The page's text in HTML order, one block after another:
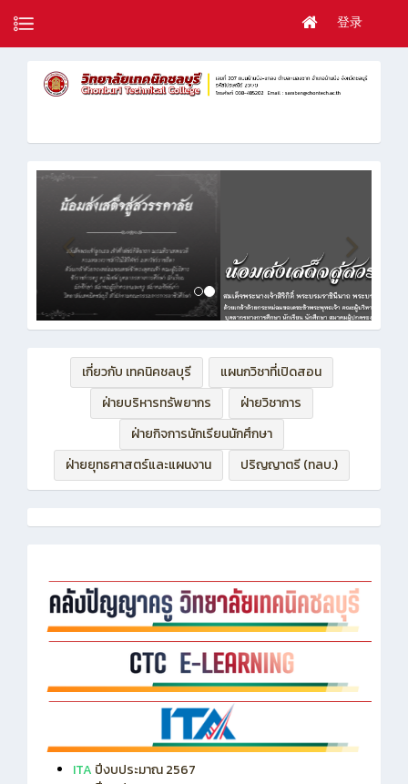
登录
เกี่ยวกับ เทคนิคชลบุรี
แผนกวิชาที่เปิดสอน
ฝ่ายบริหารทรัพยากร
ฝ่ายวิชาการ
ฝ่ายกิจการนักเรียนนักศึกษา
ฝ่ายยุทธศาสตร์และแผนงาน
ปริญญาตรี (ทลบ.)